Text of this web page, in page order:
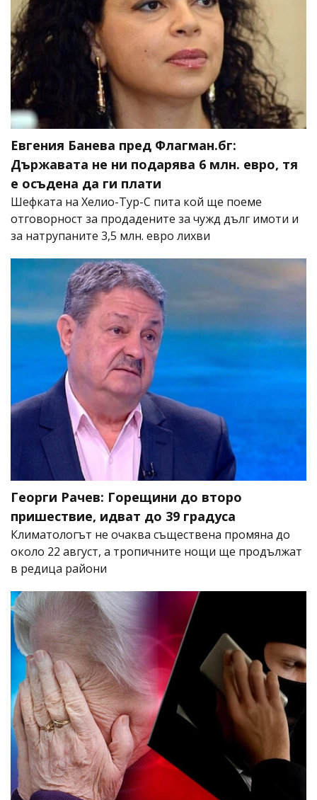
Евгения Банева пред Флагман.бг:
Държавата не ни подарява 6 млн. евро, тя
е осъдена да ги плати
Шефката на Хелио-Тур-С пита кой ще поеме
отговорност за продадените за чужд дълг имоти и
за натрупаните 3,5 млн. евро лихви
Георги Рачев: Горещини до второ
пришествие, идват до 39 градуса
Климатологът не очаква съществена промяна до
около 22 август, а тропичните нощи ще продължат
в редица райони